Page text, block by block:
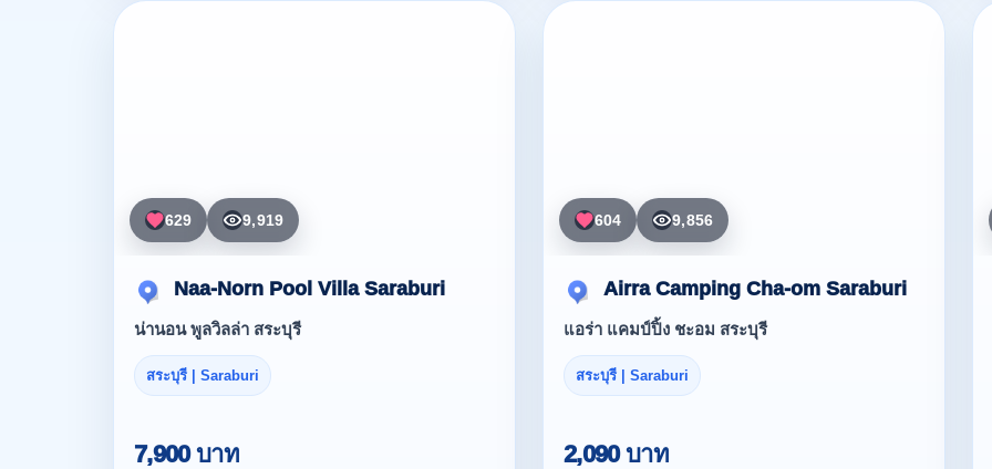
629 9,919
Naa-Norn Pool Villa Saraburi
น่านอน พูลวิลล่า สระบุรี
สระบุรี | Saraburi
7,900 บาท
604 9,856
Airra Camping Cha-om Saraburi
แอร่า แคมป์ปิ้ง ชะอม สระบุรี
สระบุรี | Saraburi
2,090 บาท